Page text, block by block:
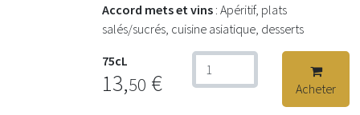
Accord mets et vins : Apéritif, plats
salés/sucrés, cuisine asiatique, desserts
75cL
13,50 € Acheter